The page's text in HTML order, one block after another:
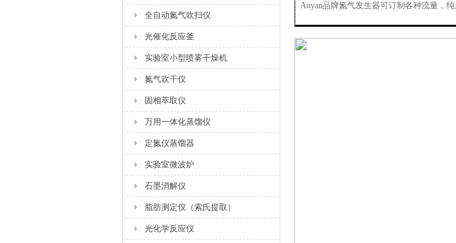
全自动氮气吹扫仪
光催化反应釜
实验室小型喷雾干燥机
氮气吹干仪
固相萃取仪
万用一体化蒸馏仪
定氮仪蒸馏器
实验室微波炉
石墨消解仪
脂肪测定仪（索氏提取）
光化学反应仪
Anyan品牌氮气发生器可订制各种流量，